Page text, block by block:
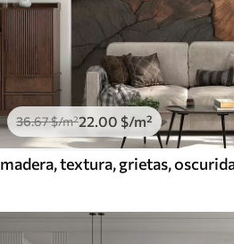
36.67$/m²22 .00 $/m²